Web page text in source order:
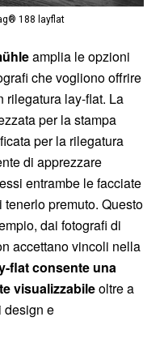
188 layflat
amplia le opzioni
che vogliono offrire
rilegatura lay-flat. La
per la stampa
per la rilegatura
di apprezzare
entrambe le facciate
premuto. Questo
dai fotografi di
accettano vincoli nella
flat consente una
visualizzabileoltre a
design e